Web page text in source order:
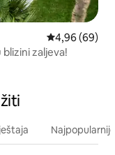
Prosječna
4,96 (69)
zaljeva!